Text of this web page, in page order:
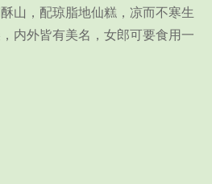
山，配琼脂地仙糕，凉而不寒生
内外皆有美名，女郎可要食用一